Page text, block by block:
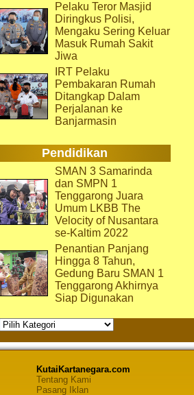
Pelaku Teror Masjid
Diringkus Polisi,
Mengaku Sering Keluar
Masuk Rumah Sakit
Jiwa
IRT Pelaku
Pembakaran Rumah
Ditangkap Dalam
Perjalanan ke
Banjarmasin
Pendidikan
SMAN 3 Samarinda
dan SMPN 1
Tenggarong Juara
Umum LKBB The
Velocity of Nusantara
se-Kaltim 2022
Penantian Panjang
Hingga 8 Tahun,
Gedung Baru SMAN 1
Tenggarong Akhirnya
Siap Digunakan
KutaiKartanegara.com
Tentang Kami
Pasang Iklan